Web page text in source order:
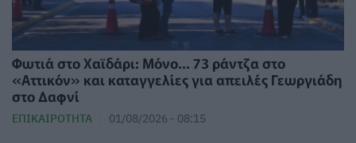
Φωτιά στο Χαϊδάρι: Μόνο... 73 ράντζα στο
«Αττικόν» και καταγγελίες για απειλές Γεωργιάδη
στο Δαφνί
ΕΠΙΚΑΙΡΌΤΗΤΑ 01/08/2026 - 08:15